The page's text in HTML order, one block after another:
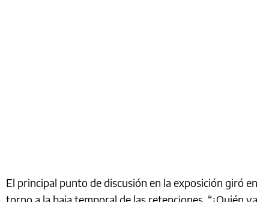
El principal punto de discusión en la exposición giró en